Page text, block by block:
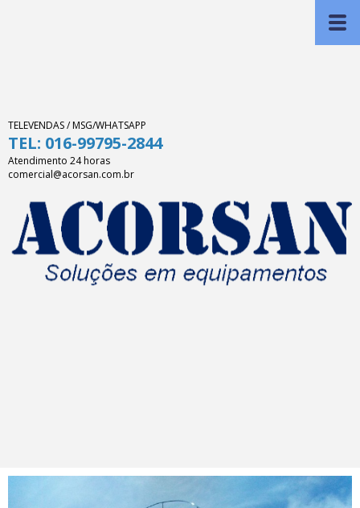
TELEVENDAS / MSG/WHATSAPP
TEL: 016-99795-2844
Atendimento 24 horas
comercial@acorsan.com.br